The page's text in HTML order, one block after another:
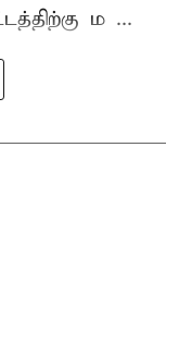
ம ...